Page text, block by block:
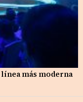
línea más moderna